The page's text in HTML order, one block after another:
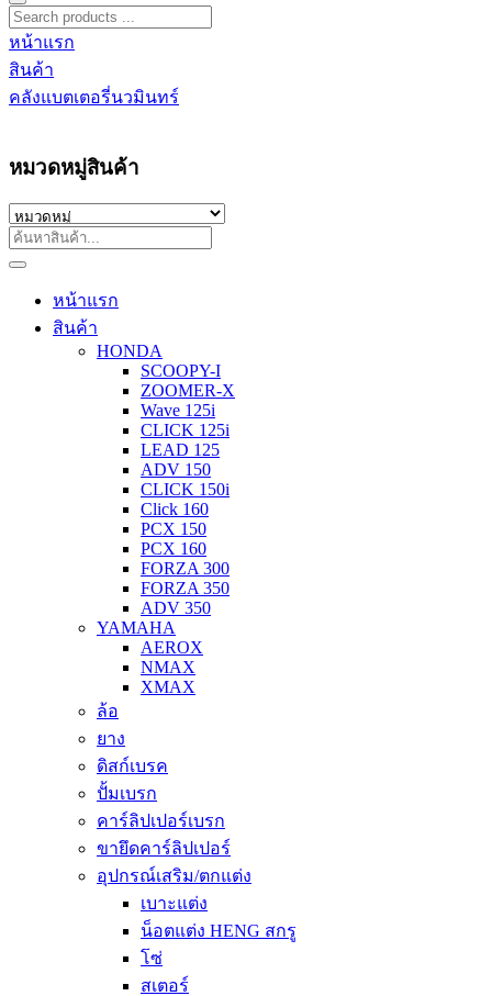
หน้าแรก
สินค้า
คลังแบตเตอรี่นวมินทร์
หมวดหมู่สินค้า
หน้าแรก
สินค้า
HONDA
SCOOPY-I
ZOOMER-X
Wave 125i
CLICK 125i
LEAD 125
ADV 150
CLICK 150i
Click 160
PCX 150
PCX 160
FORZA 300
FORZA 350
ADV 350
YAMAHA
AEROX
NMAX
XMAX
ล้อ
ยาง
ดิสก์เบรค
ปั้มเบรก
คาร์ลิปเปอร์เบรก
ขายึดคาร์ลิปเปอร์
อุปกรณ์เสริม/ตกแต่ง
เบาะแต่ง
น็อตแต่ง HENG สกรู
โซ่
สเตอร์